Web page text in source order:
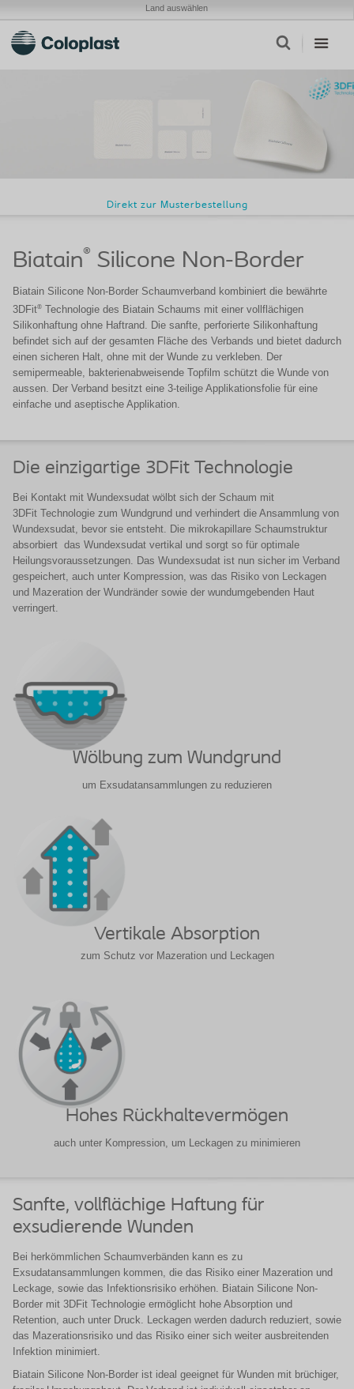
Land auswählen
Direkt zur Musterbestellung
Biatain® Silicone Non-Border
Biatain Silicone Non-Border Schaumverband kombiniert die bewährte
3DFit® Technologie des Biatain Schaums mit einer vollflächigen
Silikonhaftung ohne Haftrand. Die sanfte, perforierte Silikonhaftung
befindet sich auf der gesamten Fläche des Verbands und bietet dadurch
einen sicheren Halt, ohne mit der Wunde zu verkleben. Der
semipermeable, bakterienabweisende Topfilm schützt die Wunde von
aussen. Der Verband besitzt eine 3-teilige Applikationsfolie für eine
einfache und aseptische Applikation.
Die einzigartige 3DFit Technologie
Bei Kontakt mit Wundexsudat wölbt sich der Schaum mit
3DFit Technologie zum Wundgrund und verhindert die Ansammlung von
Wundexsudat, bevor sie entsteht. Die mikrokapillare Schaumstruktur
absorbiert das Wundexsudat vertikal und sorgt so für optimale
Heilungsvoraussetzungen. Das Wundexsudat ist nun sicher im Verband
gespeichert, auch unter Kompression, was das Risiko von Leckagen
und Mazeration der Wundränder sowie der wundumgebenden Haut
verringert.
Wölbung zum Wundgrund
um Exsudatansammlungen zu reduzieren
Vertikale Absorption
zum Schutz vor Mazeration und Leckagen
Hohes Rückhaltevermögen
auch unter Kompression, um Leckagen zu minimieren
Sanfte, vollflächige Haftung für
exsudierende Wunden
Bei herkömmlichen Schaumverbänden kann es zu
Exsudatansammlungen kommen, die das Risiko einer Mazeration und
Leckage, sowie das Infektionsrisiko erhöhen. Biatain Silicone Non-
Border mit 3DFit Technologie ermöglicht hohe Absorption und
Retention, auch unter Druck. Leckagen werden dadurch reduziert, sowie
das Mazerationsrisiko und das Risiko einer sich weiter ausbreitenden
Infektion minimiert.
Biatain Silicone Non-Border ist ideal geeignet für Wunden mit brüchiger,